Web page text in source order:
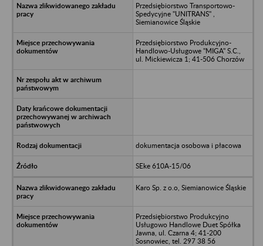
Przedsiębiorstwo Transportowo-
Spedycyjne "UNITRANS" ,
Siemianowice Śląskie
Przedsiębiorstwo Produkcyjno-
Handlowo-Usługowe "MIGA" S.C.,
ul. Mickiewicza 1; 41-506 Chorzów
dokumentacja osobowa i płacowa
SEke 610A-15/06
Karo Sp. z o.o, Siemianowice Śląskie
Przedsiębiorstwo Produkcyjno
Usługowo Handlowe Duet Spółka
Jawna, ul. Czarna 4; 41-200
Sosnowiec, tel. 297 38 56